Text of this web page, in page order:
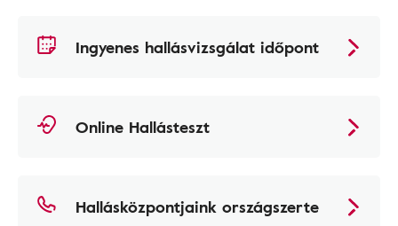
Ingyenes hallásvizsgálat időpont
Online Hallásteszt
Hallásközpontjaink országszerte